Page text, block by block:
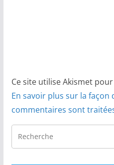
Ce site utilise Akismet
En savoir plus sur la façon
commentaires sont